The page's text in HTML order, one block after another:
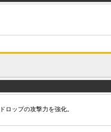
ロップの攻撃力を強化。